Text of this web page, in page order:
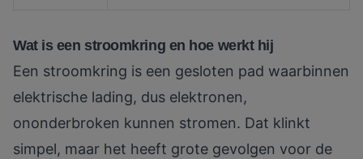
Wat is een stroomkring en hoe werkt hij
Een stroomkring is een gesloten pad waarbinnen
elektrische lading, dus elektronen,
ononderbroken kunnen stromen. Dat klinkt
simpel, maar het heeft grote gevolgen voor de